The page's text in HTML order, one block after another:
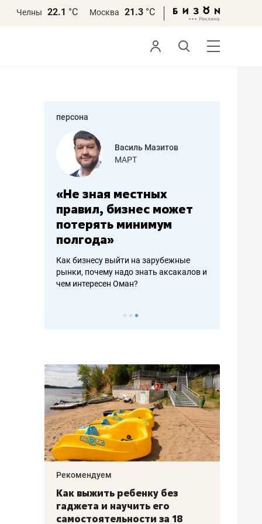
Челны 22.1 °С Москва 21.3 °С
персона
Василь Мазитов
МАРТ
«Не зная местных
правил, бизнес может
потерять минимум
полгода»
Как бизнесу выйти на зарубежные
рынки, почему надо знать аксакалов и
чем интересен Оман?
Рекомендуем
Как выжить ребенку без
гаджета и научить его
самостоятельности за 18